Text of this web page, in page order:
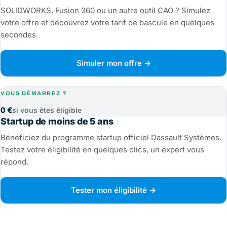
SOLIDWORKS, Fusion 360 ou un autre outil CAO ? Simulez
votre offre et découvrez votre tarif de bascule en quelques
secondes.
Simuler mon offre →
VOUS DÉMARREZ ?
0 €si vous êtes éligible
Startup de moins de 5 ans
Bénéficiez du programme startup officiel Dassault Systèmes.
Testez votre éligibilité en quelques clics, un expert vous
répond.
Tester mon éligibilité →